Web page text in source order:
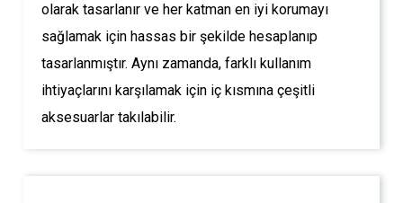
olarak tasarlanır ve her katman en iyi korumayı
sağlamak için hassas bir şekilde hesaplanıp
tasarlanmıştır. Aynı zamanda, farklı kullanım
ihtiyaçlarını karşılamak için iç kısmına çeşitli
aksesuarlar takılabilir.